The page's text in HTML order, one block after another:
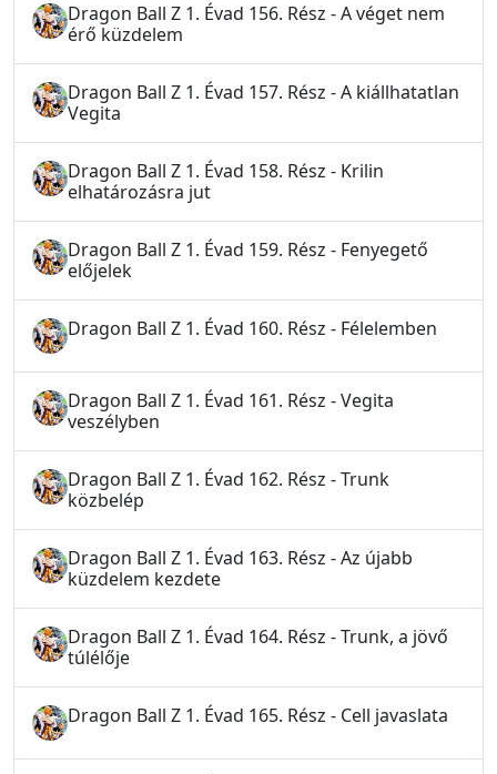
Dragon Ball Z 1. Évad 156. Rész - A véget nem
érő küzdelem
Dragon Ball Z 1. Évad 157. Rész - A kiállhatatlan
Vegita
Dragon Ball Z 1. Évad 158. Rész - Krilin
elhatározásra jut
Dragon Ball Z 1. Évad 159. Rész - Fenyegető
előjelek
Dragon Ball Z 1. Évad 160. Rész - Félelemben
Dragon Ball Z 1. Évad 161. Rész - Vegita
veszélyben
Dragon Ball Z 1. Évad 162. Rész - Trunk
közbelép
Dragon Ball Z 1. Évad 163. Rész - Az újabb
küzdelem kezdete
Dragon Ball Z 1. Évad 164. Rész - Trunk, a jövő
túlélője
Dragon Ball Z 1. Évad 165. Rész - Cell javaslata